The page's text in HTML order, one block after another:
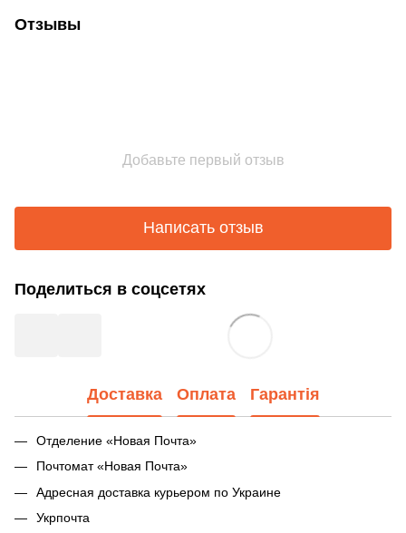
Отзывы
Добавьте первый отзыв
Написать отзыв
Поделиться в соцсетях
Доставка Оплата Гарантія
Отделение «Новая Почта»
Почтомат «Новая Почта»
Адресная доставка курьером по Украине
Укрпочта